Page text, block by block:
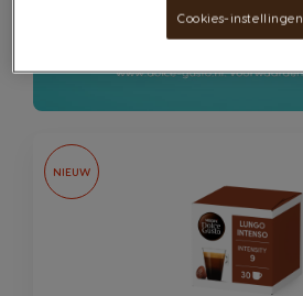
NIEUW
Cookies-instellingen